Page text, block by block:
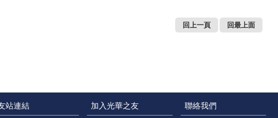
回上一頁 回最上面
站連結 加入光華之友 聯絡我們